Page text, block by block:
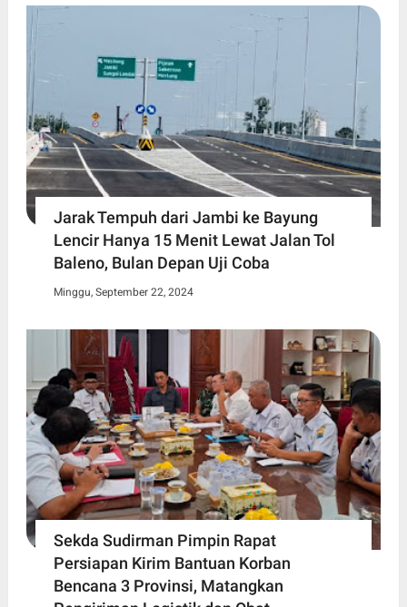
Jarak Tempuh dari Jambi ke Bayung
Lencir Hanya 15 Menit Lewat Jalan Tol
Baleno, Bulan Depan Uji Coba
Minggu, September 22, 2024
Sekda Sudirman Pimpin Rapat
Persiapan Kirim Bantuan Korban
Bencana 3 Provinsi, Matangkan